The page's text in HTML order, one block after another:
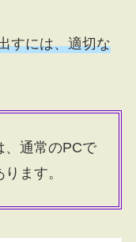
すには、適切な
、通常のPCで
ます。